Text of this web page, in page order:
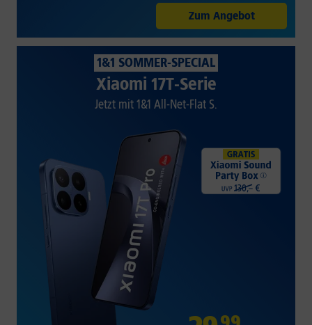
Zum Angebot
1&1 SOMMER-SPECIAL
Xiaomi 17T-Serie
Jetzt mit 1&1 All-Net-Flat S.